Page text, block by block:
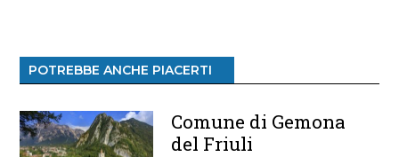
POTREBBE ANCHE PIACERTI
Comune di Gemona
del Friuli